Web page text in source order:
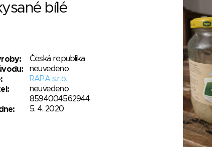
bílé
Česká republika
neuvedeno
RAPA s.r.o.
neuvedeno
8594004562944
5. 4. 2020